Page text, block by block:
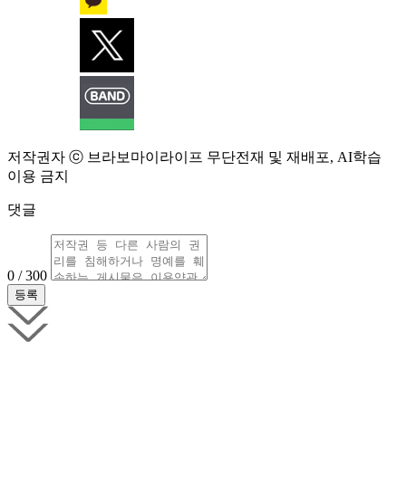
저작권자 ⓒ 브라보마이라이프 무단전재 및 재배포, AI학습
이용 금지
댓글
0 / 300